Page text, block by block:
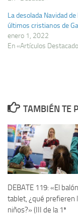
La desolada Navidad de
últimos cristianos de
enero 1, 2022
En «Artículos
TAMBIÉN TE
DEBATE 119: «El
tablet, ¿qué prefieren
niños?» (III de la 1ª